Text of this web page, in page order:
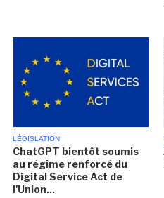
LÉGISLATION
ChatGPT bientôt soumis
au régime renforcé du
Digital Service Act de
l'Union...